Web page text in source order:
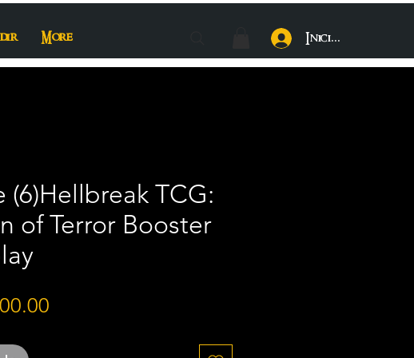
More Iniciar sesión
(6)Hellbreak TCG:
of Terror Booster